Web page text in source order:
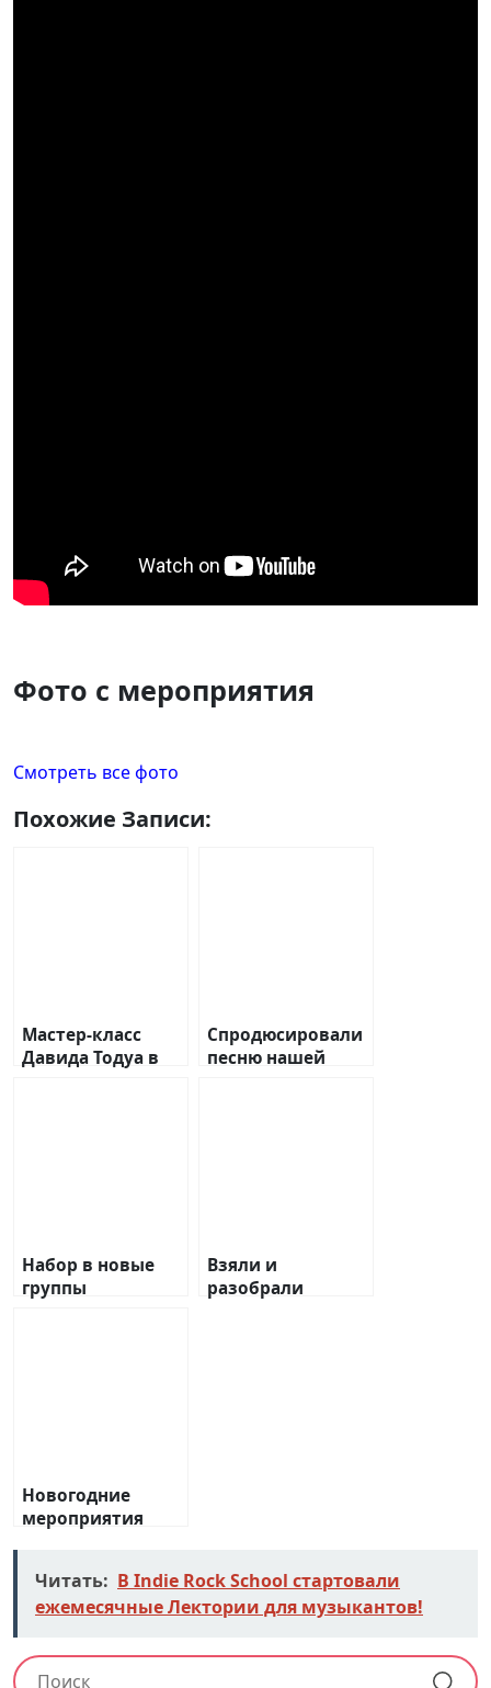
Фото с мероприятия
Смотреть все фото
Похожие Записи:
Мастер-класс
Давида Тодуа в
Спродюсировали
песню нашей
Набор в новые
группы
Взяли и
разобрали
Новогодние
мероприятия
Читать: В Indie Rock School стартовали
ежемесячные Лектории для музыкантов!